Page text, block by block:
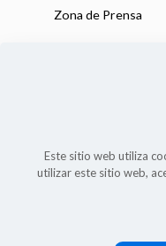
Zona de Prensa
Este sitio web utiliza
utilizar este sitio web,